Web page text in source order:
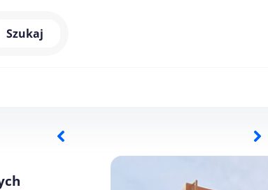
Szukaj